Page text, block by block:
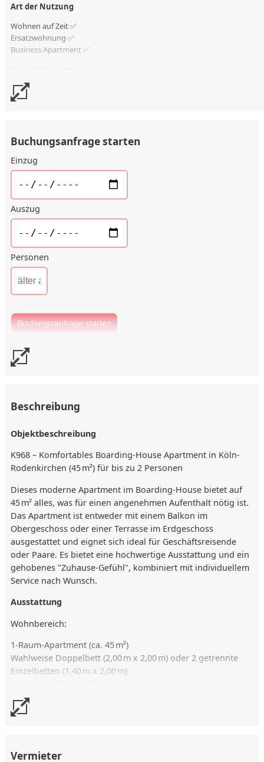
Art der Nutzung
Wohnen auf Zeit ✅
Ersatzwohnung ✅
Business Apartment ✅
Stornierungsgebühr
Buchungsanfrage starten
Einzug
Auszug
Personen
Beschreibung
Objektbeschreibung
K968 – Komfortables Boarding-House Apartment in Köln-
Rodenkirchen (45 m²) für bis zu 2 Personen
Dieses moderne Apartment im Boarding-House bietet auf
45 m² alles, was für einen angenehmen Aufenthalt nötig ist.
Das Apartment ist entweder mit einem Balkon im
Obergeschoss oder einer Terrasse im Erdgeschoss
ausgestattet und eignet sich ideal für Geschäftsreisende
oder Paare. Es bietet eine hochwertige Ausstattung und ein
gehobenes "Zuhause-Gefühl", kombiniert mit individuellem
Service nach Wunsch.
Ausstattung
Wohnbereich:
1-Raum-Apartment (ca. 45 m²)
Wahlweise Doppelbett (2,00 m x 2,00 m) oder 2 getrennte
Einzelbetten (1,40 m x 2,00 m)
(Erdgeschoss)
Kitchenette (voll ausgestattet):
Kaffeemaschine
Vermieter